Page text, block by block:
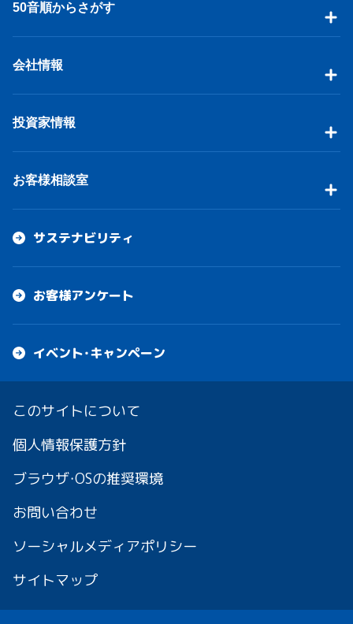
50音順からさがす
会社情報
投資家情報
お客様相談室
サステナビリティ
お客様アンケート
イベント・キャンペーン
このサイトについて
個人情報保護方針
ブラウザ・OSの推奨環境
お問い合わせ
ソーシャルメディアポリシー
サイトマップ